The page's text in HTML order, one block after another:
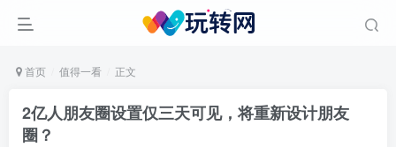
首页 值得一看 正文
2亿人朋友圈设置仅三天可见，将重新设计朋友
圈？